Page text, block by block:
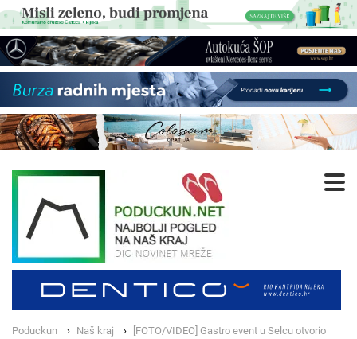
Poduckun Naš kraj
[FOTO/VIDEO] Gastro event u Selcu otvorio